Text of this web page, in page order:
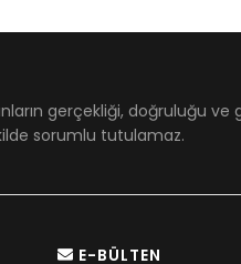
gerçekliği, doğruluğu
sorumlu tutulamaz.
E-BÜLTEN